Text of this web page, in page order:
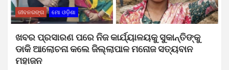
ଜୀବନରଙ୍ଗ ମୋ ଓଡ଼ିଶା
ଖବର ପ୍ରସାରଣ ପରେ ନିଜ କାର୍ଯ୍ୟାଳୟକୁ ସୁକାନ୍ତିଙ୍କୁ
ଡାକି ଆଲୋଚନା କଲେ ଜିଲ୍ଲାପାଳ ମନୋଜ ସତ୍ୟବାନ
ମହାଜନ